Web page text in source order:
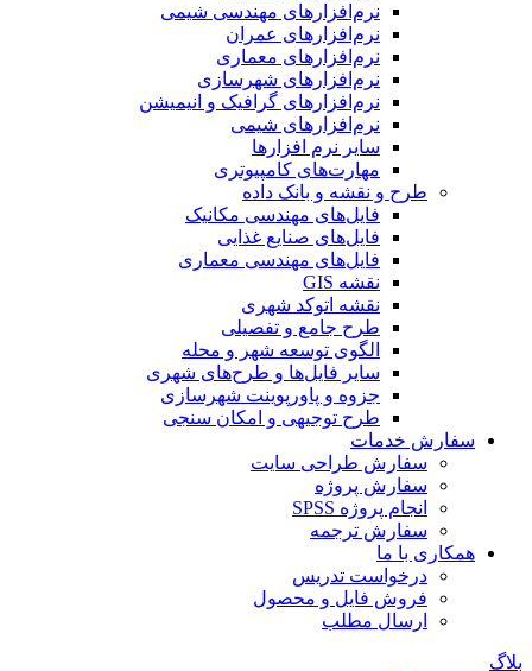
نرم‌افزارهای مهندسی شیمی
نرم‌افزارهای عمران
نرم‌افزارهای معماری
نرم‌افزارهای شهرسازی
نرم‌افزارهای گرافیک و انیمیشن
نرم‌افزارهای شیمی
سایر نرم افزارها
مهارت‌های کامپیوتری
طرح و نقشه و بانک داده
فایل‌های مهندسی مکانیک
فایل‌های صنایع غذایی
فایل‌های مهندسی معماری
نقشه GIS
نقشه اتوکد شهری
طرح جامع و تفصیلی
الگوی توسعه شهر و محله
سایر فایل‌ها و طرح‌های شهری
جزوه و پاورپوینت شهرسازی
طرح توجیهی و امکان سنجی
سفارش خدمات
سفارش طراحی سایت
سفارش پروژه
انجام پروژه SPSS
سفارش ترجمه
همکاری با ما
درخواست تدریس
فروش فایل و محصول
ارسال مطلب